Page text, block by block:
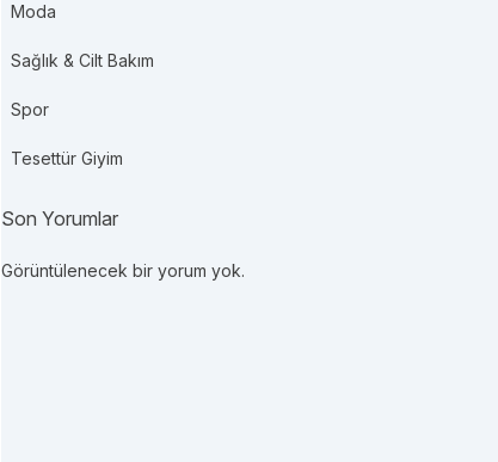
Moda
Sağlık & Cilt Bakım
Spor
Tesettür Giyim
Son Yorumlar
Görüntülenecek bir yorum yok.